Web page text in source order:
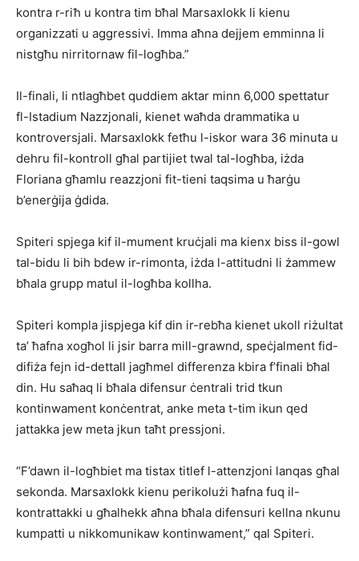
kontra r-riħ u kontra tim bħal Marsaxlokk li kienu
organizzati u aggressivi. Imma aħna dejjem emminna li
nistgħu nirritornaw fil-logħba.”
Il-finali, li ntlagħbet quddiem aktar minn 6,000 spettatur
fl-Istadium Nazzjonali, kienet waħda drammatika u
kontroversjali. Marsaxlokk fetħu l-iskor wara 36 minuta u
dehru fil-kontroll għal partijiet twal tal-logħba, iżda
Floriana għamlu reazzjoni fit-tieni taqsima u ħarġu
b’enerġija ġdida.
Spiteri spjega kif il-mument kruċjali ma kienx biss il-gowl
tal-bidu li bih bdew ir-rimonta, iżda l-attitudni li żammew
bħala grupp matul il-logħba kollha.
Spiteri kompla jispjega kif din ir-rebħa kienet ukoll riżultat
ta’ ħafna xogħol li jsir barra mill-grawnd, speċjalment fid-
difiża fejn id-dettall jagħmel differenza kbira f’finali bħal
din. Hu saħaq li bħala difensur ċentrali trid tkun
kontinwament konċentrat, anke meta t-tim ikun qed
jattakka jew meta jkun taħt pressjoni.
“F’dawn il-logħbiet ma tistax titlef l-attenzjoni lanqas għal
sekonda. Marsaxlokk kienu perikolużi ħafna fuq il-
kontrattakki u għalhekk aħna bħala difensuri kellna nkunu
kumpatti u nikkomunikaw kontinwament,” qal Spiteri.